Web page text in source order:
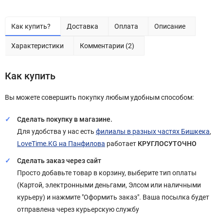
Как купить? Доставка Оплата Описание
Характеристики Комментарии (2)
Как купить
Вы можете совершить покупку любым удобным способом:
Сделать покупку в магазине.
Для удобства у нас есть филиалы в разных частях Бишкека,
LoveTime.KG на Панфилова работает КРУГЛОСУТОЧНО
Сделать заказ через сайт
Просто добавьте товар в корзину, выберите тип оплаты
(Картой, электронными деньгами, Элсом или наличными
курьеру) и нажмите "Оформить заказ". Ваша посылка будет
отправлена через курьерскую службу